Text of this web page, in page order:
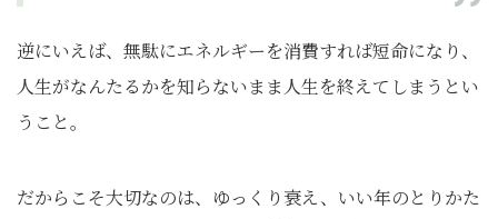
逆にいえば、無駄にエネルギーを消費すれば短命になり、
人生がなんたるかを知らないまま人生を終えてしまうとい
うこと。
だからこそ大切なのは、ゆっくり衰え、いい年のとりかた